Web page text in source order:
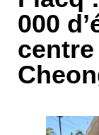
000